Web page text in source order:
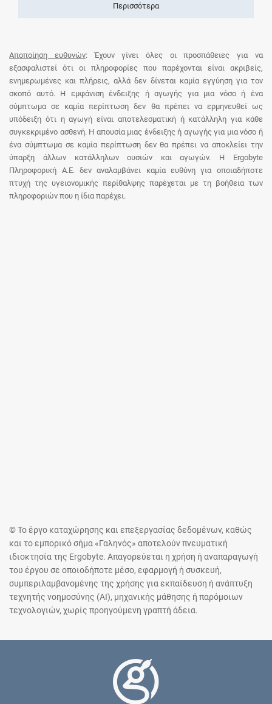
Περισσότερα
Αποποίηση ευθυνών: Έχουν γίνει όλες οι προσπάθειες για να
εξασφαλιστεί ότι οι πληροφορίες που παρέχονται είναι ακριβείς,
ενημερωμένες και πλήρεις, αλλά δεν δίνεται καμία εγγύηση για τον
σκοπό αυτό. Η εμφάνιση ένδειξης ή αγωγής για μια νόσο ή ένα
σύμπτωμα σε καμία περίπτωση δεν θα πρέπει να ερμηνευθεί ως
υπόδειξη ότι η αγωγή είναι αποτελεσματική ή κατάλληλη για κάθε
συγκεκριμένο ασθενή. Η απουσία μιας ένδειξης ή αγωγής για μια νόσο ή
ένα σύμπτωμα σε καμία περίπτωση δεν θα πρέπει να αποκλείει την
ύπαρξη άλλων κατάλληλων ουσιών και αγωγών. Η Ergobyte
Πληροφορική Α.Ε. δεν αναλαμβάνει καμία ευθύνη για οποιαδήποτε
πτυχή της υγειονομικής περίθαλψης παρέχεται με τη βοήθεια των
πληροφοριών που η ίδια παρέχει.
© Το έργο καταχώρησης και επεξεργασίας δεδομένων, καθώς
και το εμπορικό σήμα «Γαληνός» αποτελούν πνευματική
ιδιοκτησία της Ergobyte. Απαγορεύεται η χρήση ή αναπαραγωγή
του έργου σε οποιοδήποτε μέσο, εφαρμογή ή συσκευή,
συμπεριλαμβανομένης της χρήσης για εκπαίδευση ή ανάπτυξη
τεχνητής νοημοσύνης (AI), μηχανικής μάθησης ή παρόμοιων
τεχνολογιών, χωρίς προηγούμενη γραπτή άδεια.